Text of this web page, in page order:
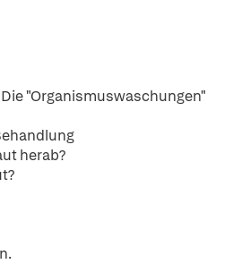
"Organismuswaschungen"
herab?